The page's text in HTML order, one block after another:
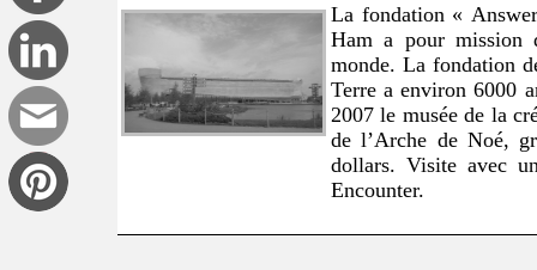
La fondation «
Ham a pour mission
monde. La fondation
Terre a environ 6000
2007 le musée de la
de l’Arche de Noé,
dollars. Visite avec
Encounter.